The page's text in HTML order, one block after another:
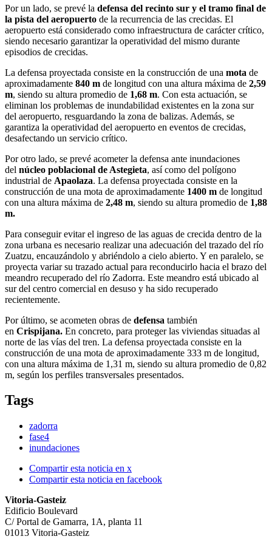
Por un lado, se prevé la defensa del recinto sur y el tramo final de
la pista del aeropuerto de la recurrencia de las crecidas. El
aeropuerto está considerado como infraestructura de carácter crítico,
siendo necesario garantizar la operatividad del mismo durante
episodios de crecidas.
La defensa proyectada consiste en la construcción de una mota de
aproximadamente 840 m de longitud con una altura máxima de 2,59
m, siendo su altura promedio de 1,68 m. Con esta actuación, se
eliminan los problemas de inundabilidad existentes en la zona sur
del aeropuerto, resguardando la zona de balizas. Además, se
garantiza la operatividad del aeropuerto en eventos de crecidas,
desafectando un servicio crítico.
Por otro lado, se prevé acometer la defensa ante inundaciones
del núcleo poblacional de Astegieta, así como del polígono
industrial de Apaolaza. La defensa proyectada consiste en la
construcción de una mota de aproximadamente 1400 m de longitud
con una altura máxima de 2,48 m, siendo su altura promedio de 1,88
m.
Para conseguir evitar el ingreso de las aguas de crecida dentro de la
zona urbana es necesario realizar una adecuación del trazado del río
Zuatzu, encauzándolo y abriéndolo a cielo abierto. Y en paralelo, se
proyecta variar su trazado actual para reconducirlo hacia el brazo del
meandro recuperado del río Zadorra. Este meandro está ubicado al
sur del centro comercial en desuso y ha sido recuperado
recientemente.
Por último, se acometen obras de defensa también
en Crispijana. En concreto, para proteger las viviendas situadas al
norte de las vías del tren. La defensa proyectada consiste en la
construcción de una mota de aproximadamente 333 m de longitud,
con una altura máxima de 1,31 m, siendo su altura promedio de 0,82
m, según los perfiles transversales presentados.
Tags
zadorra
fase4
inundaciones
Compartir esta noticia en x
Compartir esta noticia en facebook
Vitoria-Gasteiz
Edificio Boulevard
C/ Portal de Gamarra, 1A, planta 11
01013 Vitoria-Gasteiz